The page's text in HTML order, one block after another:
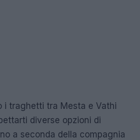
i traghetti tra Mesta e Vathi
diverse opzioni di
a seconda della compagnia